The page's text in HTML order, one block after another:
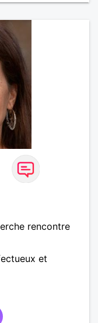
rencontre
et